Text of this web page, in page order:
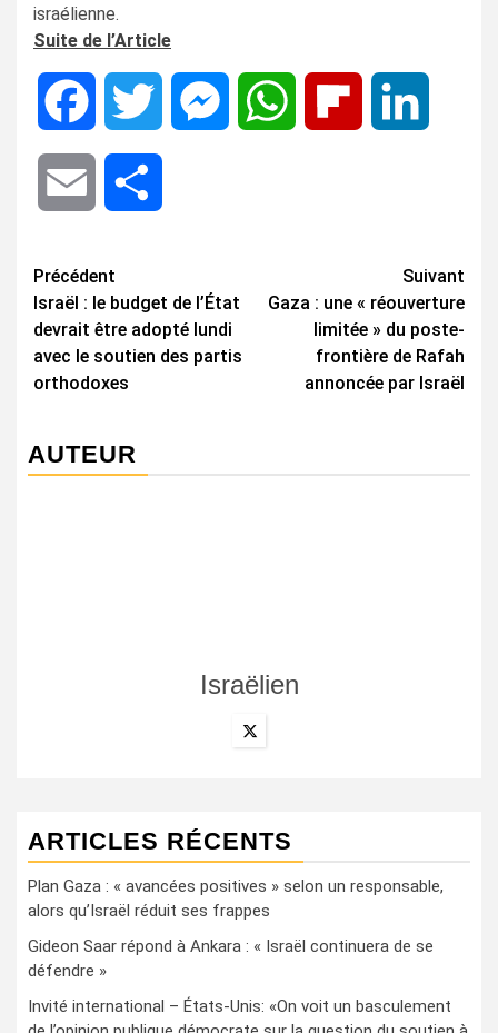
israélienne.
Suite de l’Article
Facebook Twitter MessengerWhatsApp Flipboard
Email
Navigation
d’article
Précédent
Israël : le budget de l’État
devrait être adopté lundi
avec le soutien des partis
orthodoxes
Suivant
Gaza : une « réouverture
limitée » du poste-
frontière de Rafah
annoncée par Israël
AUTEUR
Israëlien
ARTICLES RÉCENTS
Plan Gaza : « avancées positives » selon un responsable,
alors qu’Israël réduit ses frappes
Gideon Saar répond à Ankara : « Israël continuera de se
défendre »
Invité international – États-Unis: «On voit un basculement